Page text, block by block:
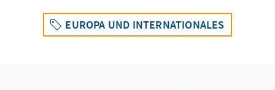
EUROPA UND INTERNATIONALES